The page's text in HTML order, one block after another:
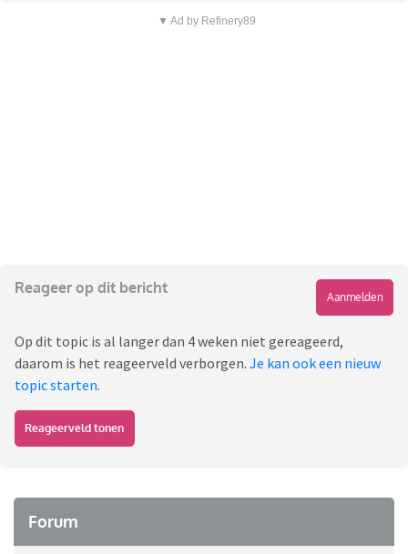
▼ Ad by Refinery89
Reageer op dit bericht
Aanmelden
Op dit topic is al langer dan 4 weken niet gereageerd,
daarom is het reageerveld verborgen. Je kan ook een nieuw
topic starten.
Reageerveld tonen
Forum